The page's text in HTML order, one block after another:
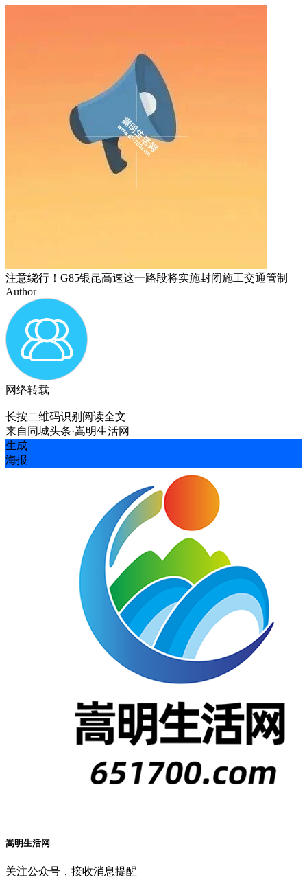
注意绕行！G85银昆高速这一路段将实施封闭施工交通管制
Author
网络转载
长按二维码识别阅读全文
来自 同城头条·嵩明生活网
生成
海报
嵩明生活网
关注公众号，接收消息提醒